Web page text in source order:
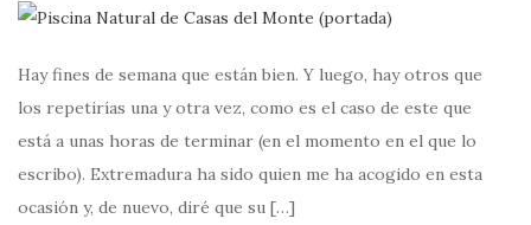
Hay fines de semana que están bien. Y luego, hay otros que
los repetirías una y otra vez, como es el caso de este que
está a unas horas de terminar (en el momento en el que lo
escribo). Extremadura ha sido quien me ha acogido en esta
ocasión y, de nuevo, diré que su […]